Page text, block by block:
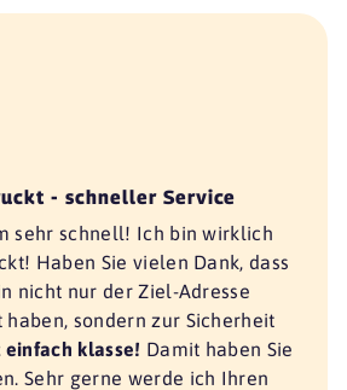
- schneller Service
sehr schnell! Ich bin wirklich
Haben Sie vielen Dank, dass
nicht nur der Ziel-Adresse
sondern zur Sicherheit
einfach klasse! Damit haben Sie
Sehr gerne werde ich Ihren